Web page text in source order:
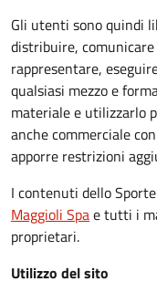
Gli utenti sono quindi
distribuire,
rappresentare,
qualsiasi mezzo e
materiale e utilizzarlo
anche commerciale
apporre restrizioni
I contenuti dello
Maggioli Spae tutti i
proprietari.
Utilizzo del sito